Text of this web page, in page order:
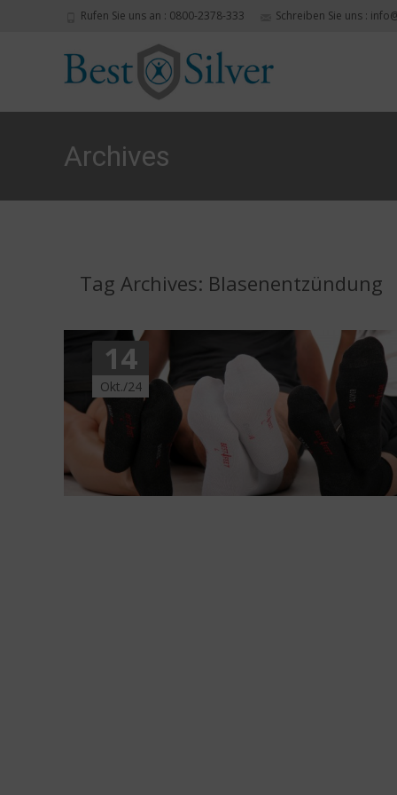
Rufen Sie uns an : 0800-2378-333 Schreiben Sie uns :
Archives
Tag Archives: Blasenentzündung
14
Okt./24